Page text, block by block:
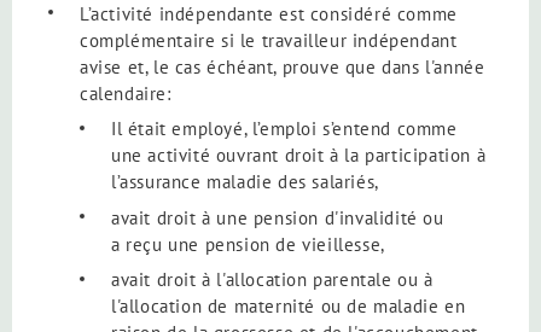
L’activité indépendante est considéré comme
complémentaire si le travailleur indépendant
avise et, le cas échéant, prouve que dans l'année
calendaire:
Il était employé, l’emploi s’entend comme
une activité ouvrant droit à la participation à
l’assurance maladie des salariés,
avait droit à une pension d'invalidité ou
a reçu une pension de vieillesse,
avait droit à l'allocation parentale ou à
l'allocation de maternité ou de maladie en